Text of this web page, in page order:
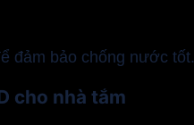
đảm bảo chống nước tốt.
cho nhà tắm